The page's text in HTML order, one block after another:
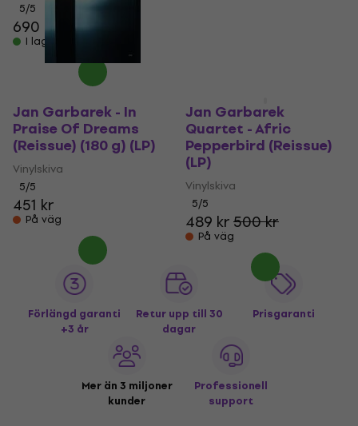
5/5
690 kr
I lager för E-shop
Jan Garbarek - In
Praise Of Dreams
(Reissue) (180 g) (LP)
Vinylskiva
5/5
451 kr
På väg
Jan Garbarek
Quartet - Afric
Pepperbird (Reissue)
(LP)
Vinylskiva
5/5
489 kr500 kr
På väg
Förlängd garanti
+3 år
Retur upp till 30
dagar
Prisgaranti
Mer än 3 miljoner
kunder
Professionell
support